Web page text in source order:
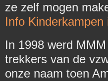
ze zelf mogen
Info Kinderkampen
In 1998 werd
trekkers van de
onze naam toen